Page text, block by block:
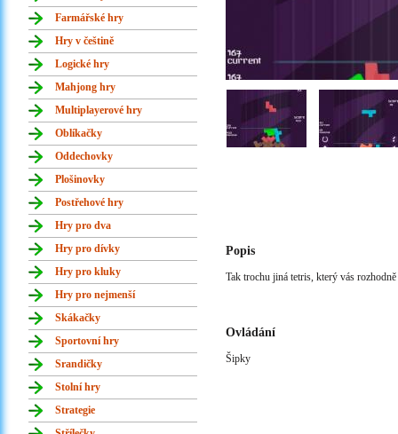
Farmářské hry
Hry v češtině
Logické hry
Mahjong hry
Multiplayerové hry
Oblíkačky
Oddechovky
Plošinovky
Postřehové hry
Hry pro dva
Hry pro dívky
Hry pro kluky
Hry pro nejmenší
Skákačky
Sportovní hry
Srandičky
Stolní hry
Strategie
Popis
Tak trochu jiná tetris, který vás
Ovládání
Šipky